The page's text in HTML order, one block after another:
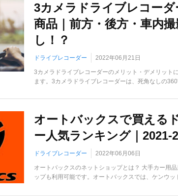
3カメラドライブレコー
商品｜前方・後方・車内
し！？
ドライブレコーダー 2022年06月21日
3カメラドライブレコーダーのメリット・デメリット
ます。3カメラドライブレコーダーは、死角なしの
オートバックスで買える
ー人気ランキング｜2021-
ドライブレコーダー 2022年06月06日
オートバックスのネットショップとは？ 大手カー用
ップも利用可能です。オートバックスでは、ケンウッ